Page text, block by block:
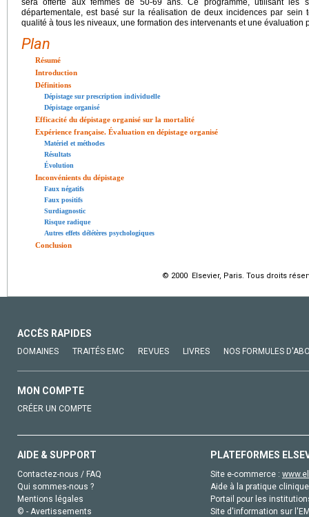
sera offerte aux femmes de 50-69 ans. Ce programme, utilisant les
départementale, est basé sur la réalisation de deux incidences par
qualité à tous les niveaux, une formation des intervenants et une évaluation
Plan
Résumé
Introduction
Définitions
Dépistage sur prescription individuelle
Dépistage organisé
Efficacité du dépistage organisé sur la mortalité
Expérience française. Évaluation en dépistage organisé
Matériel et méthodes
Résultats
Évolution
Inconvénients du dépistage
Faux négatifs
Faux positifs
Surdiagnostic
Risque radique
Autres effets délétères psychologiques
Conclusion
© 2000 Elsevier, Paris. Tous droits
ACCÈS RAPIDES
DOMAINES TRAITÉS EMC REVUES LIVRES NOS FORMULES
MON COMPTE
CRÉER UN COMPTE
AIDE & SUPPORT
Contactez-nous / FAQ
Qui sommes-nous ?
Mentions légales
© - Avertissements
PLATEFORMES
Site e-commerce :
Aide à la pratique
Portail pour les
Site d'information sur